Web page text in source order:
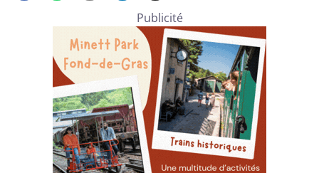
Publicité